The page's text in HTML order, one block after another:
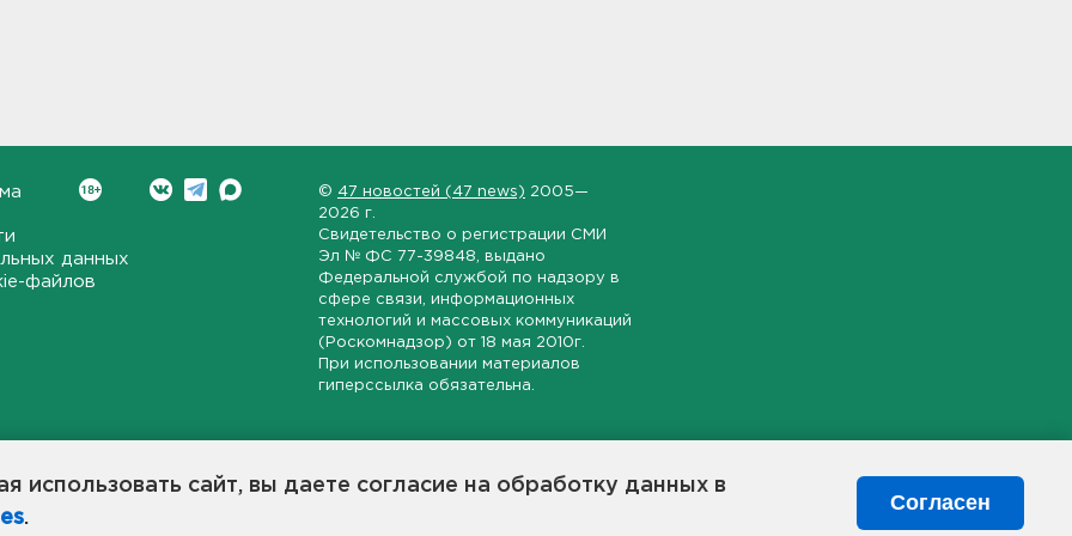
использовать сайт, вы даете согласие на обработку данных в
.
Согласен
данных
файлов
© 47 новостей (47 news) 2005—
2026 г.
Свидетельство о регистрации СМИ
Эл № ФС 77-39848 , выдано
Федеральной службой по надзору в
сфере связи, информационных
технологий и массовых коммуникаций
(Роскомнадзор) от 18 мая 2010г.
При использовании материалов
гиперссылка обязательна.
области, экономической и инвестиционной активности в регионе.
станет популярной и конструктивной площадкой для свободного
в 47-м регионе России.